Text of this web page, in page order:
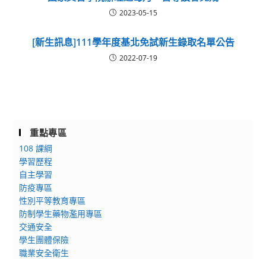
2023-05-15
[新生訊息]111學年度基北免試新生錄取名單公告
2022-07-19
重點專區
108 課綱
學習歷程
自主學習
防疫專區
性別平等教育專區
防制學生藥物濫用專區
交通安全
學生團體保險
職業安全衛生